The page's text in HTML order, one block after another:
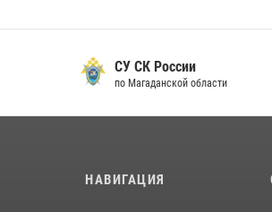
СУ СК России
по Магаданской области
НАВИГАЦИЯ